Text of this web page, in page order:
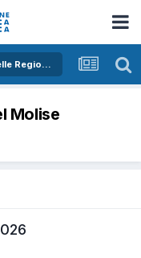
Segnalazione Ritrovamenti delle Orchidee nelle Regioni Italiane
Molise